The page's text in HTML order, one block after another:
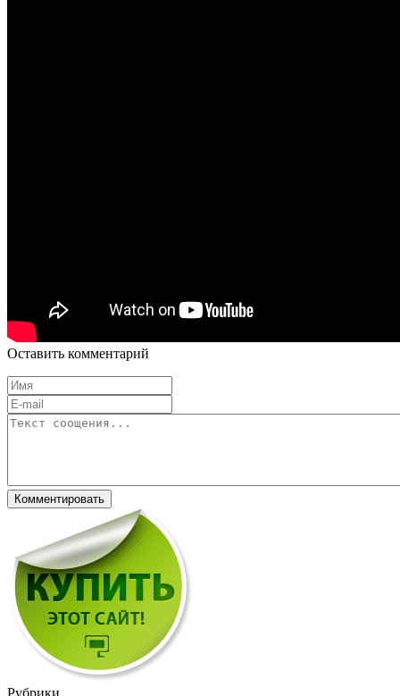
Оставить комментарий
Рубрики